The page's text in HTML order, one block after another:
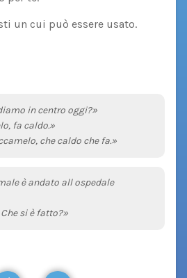
un cui può essere usato.
in centro oggi?»
fa caldo.»
che caldo che fa.»
è andato all ospedale
si è fatto?»